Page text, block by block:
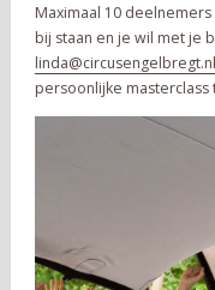
Maximaal 10
bij staan en je wil met je
linda@circusengelbregt.nl
persoonlijke masterclass